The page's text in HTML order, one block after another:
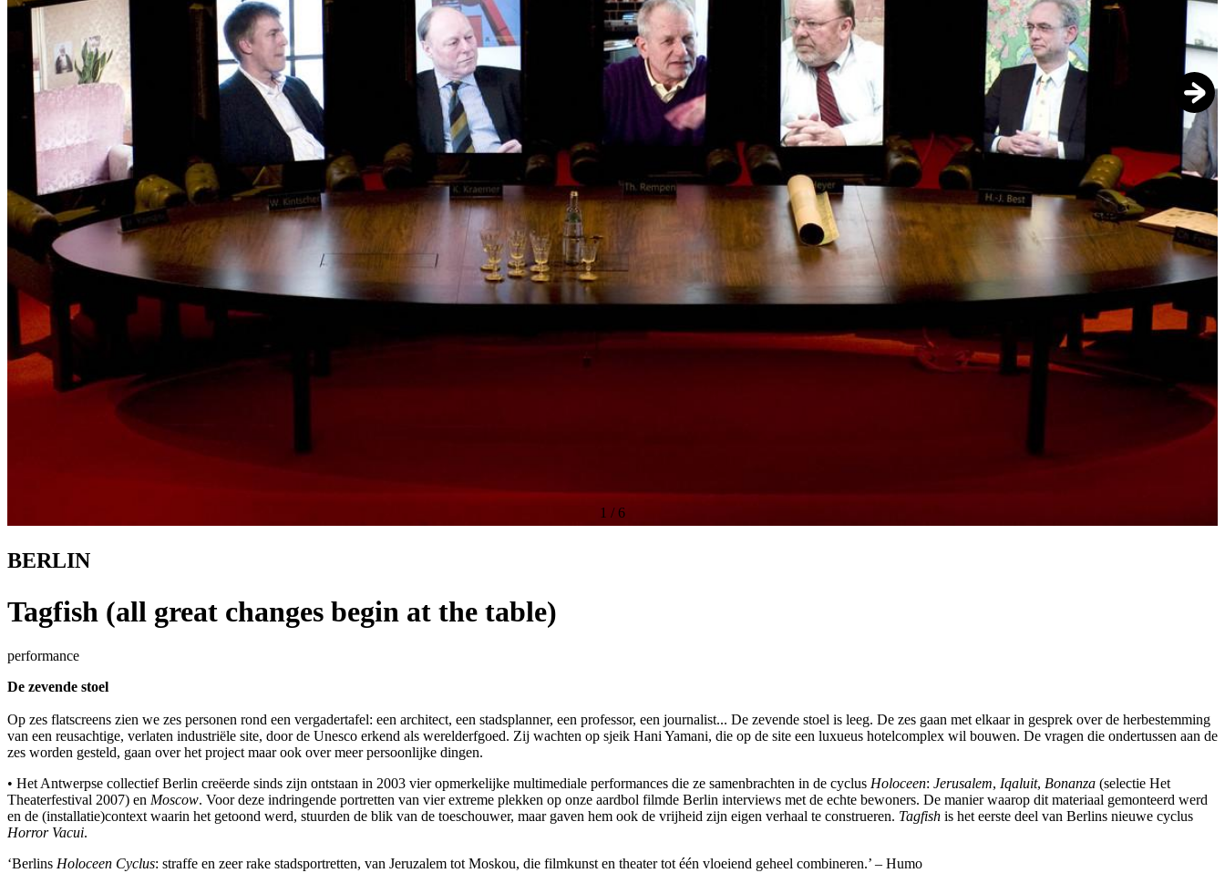
1 /6
BERLIN
Tagfish (all great changes begin at the table)
performance
De zevende stoel
Op zes flatscreens zien we zes personen rond een vergadertafel: een architect, een stadsplanner, een professor, een journalist... De zevende stoel is leeg. De zes gaan met elkaar in gesprek over de herbestemming
van een reusachtige, verlaten industriële site, door de Unesco erkend als werelderfgoed. Zij wachten op sjeik Hani Yamani, die op de site een luxueus hotelcomplex wil bouwen. De vragen die ondertussen aan de
zes worden gesteld, gaan over het project maar ook over meer persoonlijke dingen.
• Het Antwerpse collectief Berlin creëerde sinds zijn ontstaan in 2003 vier opmerkelijke multimediale performances die ze samenbrachten in de cyclus Holoceen: Jerusalem, Iqaluit, Bonanza (selectie Het
Theaterfestival 2007) en Moscow. Voor deze indringende portretten van vier extreme plekken op onze aardbol filmde Berlin interviews met de echte bewoners. De manier waarop dit materiaal gemonteerd werd
en de (installatie)context waarin het getoond werd, stuurden de blik van de toeschouwer, maar gaven hem ook de vrijheid zijn eigen verhaal te construeren. Tagfish is het eerste deel van Berlins nieuwe cyclus
Horror Vacui.
‘Berlins Holoceen Cyclus: straffe en zeer rake stadsportretten, van Jeruzalem tot Moskou, die filmkunst en theater tot één vloeiend geheel combineren.’ – Humo